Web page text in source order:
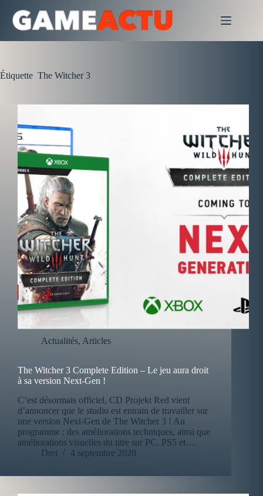
contenu
Étiquette The Witcher 3
Actualités, Articles
The Witcher 3 Complete Edition – Le jeu aura droit
à sa version Next-Gen !
C’est désormais officiel, CD Projekt Red vient
d’annoncer que le studio est entrain de travailler sur
une version Next-Gen de The Witcher 3 ! Au
programme : des améliorations techniques, ainsi que
améliorations visuelles du titre sur PC, PS5 et…
Drei
4 septembre 2020